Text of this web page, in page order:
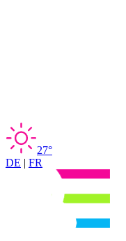
27°
DE | FR